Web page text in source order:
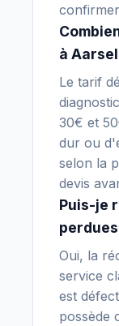
à
Le tarif
30€ et
dur ou
selon la
devis
Puis-je
perdues
Oui, la
service
est
possède